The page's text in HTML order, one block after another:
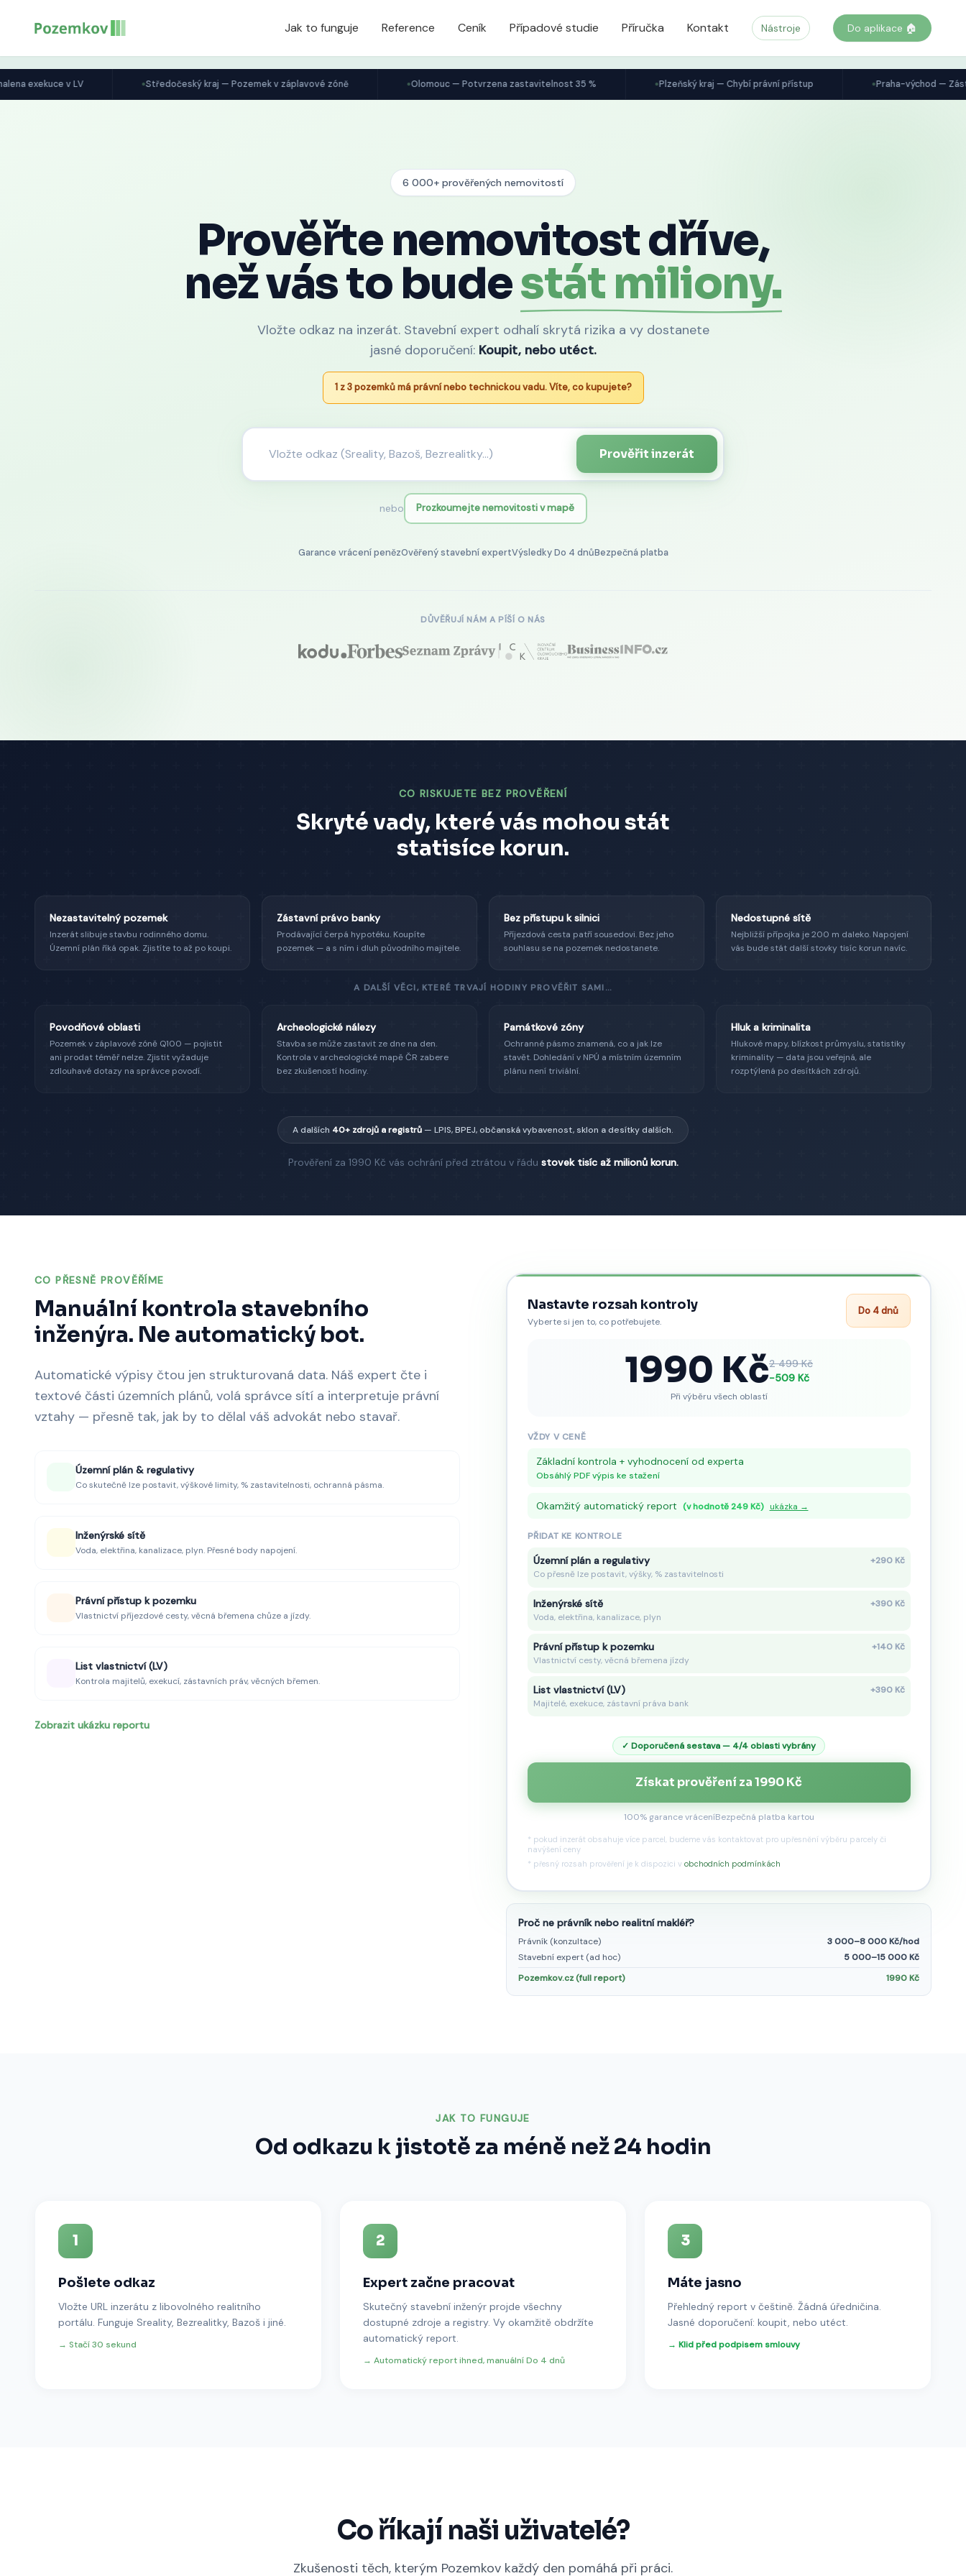
Jak to funguje Reference Ceník Případové studie Příručka Kontakt Nástroje Do aplikace 🏠
Středočeský kraj — Pozemek v záplavové zóně Olomouc — Potvrzena zastavitelnost 35 % Plzeňský kraj — Chybí právní přístup Praha-východ — Zástavní právo
6 000+ prověřených nemovitostí
Prověřte nemovitost dříve,
než vás to budestát miliony.
Vložte odkaz na inzerát. Stavební expert odhalí skrytá rizika a vy dostanete
jasné doporučení: Koupit, nebo utéct.
1 z 3 pozemků má právní nebo technickou vadu. Víte, co kupujete?
Prověřit inzerát
nebo Prozkoumejte nemovitosti v mapě
Garance vrácení penězOvěřený stavební expertVýsledkyDo 4 dnůBezpečná platba
DŮVĚŘUJÍ NÁM A PÍŠÍ O NÁS
CO RISKUJETE BEZ PROVĚŘENÍ
Skryté vady, které vás mohou stát
statisíce korun.
Nezastavitelný pozemek
Inzerát slibuje stavbu rodinného domu.
Územní plán říká opak. Zjistíte to až po koupi.
Zástavní právo banky
Prodávající čerpá hypotéku. Koupíte
pozemek — a s ním i dluh původního majitele.
Bez přístupu k silnici
Příjezdová cesta patří sousedovi. Bez jeho
souhlasu se na pozemek nedostanete.
Nedostupné sítě
Nejbližší přípojka je 200 m daleko. Napojení
vás bude stát další stovky tisíc korun navíc.
A DALŠÍ VĚCI, KTERÉ TRVAJÍ HODINY PROVĚŘIT SAMI…
Povodňové oblasti
Pozemek v záplavové zóně Q100 — pojistit
ani prodat téměř nelze. Zjistit vyžaduje
zdlouhavé dotazy na správce povodí.
Archeologické nálezy
Stavba se může zastavit ze dne na den.
Kontrola v archeologické mapě ČR zabere
bez zkušeností hodiny.
Památkové zóny
Ochranné pásmo znamená, co a jak lze
stavět. Dohledání v NPÚ a místním územním
plánu není triviální.
Hluk a kriminalita
Hlukové mapy, blízkost průmyslu, statistiky
kriminality — data jsou veřejná, ale
rozptýlená po desítkách zdrojů.
A dalších 40+ zdrojů a registrů — LPIS, BPEJ, občanská vybavenost, sklon a desítky dalších.
Prověření za 1990 Kč vás ochrání před ztrátou v řádu stovek tisíc až milionů korun.
CO PŘESNĚ PROVĚŘÍME
Manuální kontrola stavebního
inženýra. Ne automatický bot.
Automatické výpisy čtou jen strukturovaná data. Náš expert čte i
textové části územních plánů, volá správce sítí a interpretuje právní
vztahy — přesně tak, jak by to dělal váš advokát nebo stavař.
Územní plán & regulativy
Co skutečně lze postavit, výškové limity, % zastavitelnosti, ochranná pásma.
Inženýrské sítě
Voda, elektřina, kanalizace, plyn. Přesné body napojení.
Právní přístup k pozemku
Vlastnictví příjezdové cesty, věcná břemena chůze a jízdy.
List vlastnictví (LV)
Kontrola majitelů, exekucí, zástavních práv, věcných břemen.
Zobrazit ukázku reportu
Nastavte rozsah kontroly
Vyberte si jen to, co potřebujete.
Do 4 dnů
1990 Kč2 499 Kč
−509 Kč
Při výběru všech oblastí
VŽDY V CENĚ
Základní kontrola + vyhodnocení od experta
Obsáhlý PDF výpis ke stažení
Okamžitý automatický report (v hodnotě 249 Kč) ukázka →
PŘIDAT KE KONTROLE
Územní plán a regulativy
Co přesně lze postavit, výšky, % zastavitelnosti
+290 Kč
Inženýrské sítě
Voda, elektřina, kanalizace, plyn
+390 Kč
Právní přístup k pozemku
Vlastnictví cesty, věcná břemena jízdy
+140 Kč
List vlastnictví (LV)
Majitelé, exekuce, zástavní práva bank
+390 Kč
✓ Doporučená sestava — 4/4 oblasti vybrány
Získat prověření za1990Kč
100% garance vráceníBezpečná platba kartou
* pokud inzerát obsahuje více parcel, budeme vás kontaktovat pro upřesnění výběru parcely či
navýšení ceny
* přesný rozsah prověření je k dispozici v obchodních podmínkách
Proč ne právník nebo realitní makléř?
Právník (konzultace)
3 000–8 000 Kč/hod
Stavební expert (ad hoc)
5 000–15 000 Kč
Pozemkov.cz (full report)
1990Kč
JAK TO FUNGUJE
Od odkazu k jistotě za méně než 24 hodin
1
Pošlete odkaz
Vložte URL inzerátu z libovolného realitního
portálu. Funguje Sreality, Bezrealitky, Bazoš i jiné.
→ Stačí 30 sekund
2
Expert začne pracovat
Skutečný stavební inženýr projde všechny
dostupné zdroje a registry. Vy okamžitě obdržíte
automatický report.
→ Automatický report ihned, manuálníDo 4 dnů
3
Máte jasno
Přehledný report v češtině. Žádná úředničina.
Jasné doporučení: koupit, nebo utéct.
→ Klid před podpisem smlouvy
Co říkají naši uživatelé?
Zkušenosti těch, kterým Pozemkov každý den pomáhá při práci.